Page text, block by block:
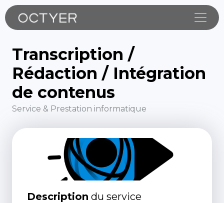
Transcription /
Rédaction / Intégration
de contenus
Service & Prestation informatique
Description du service